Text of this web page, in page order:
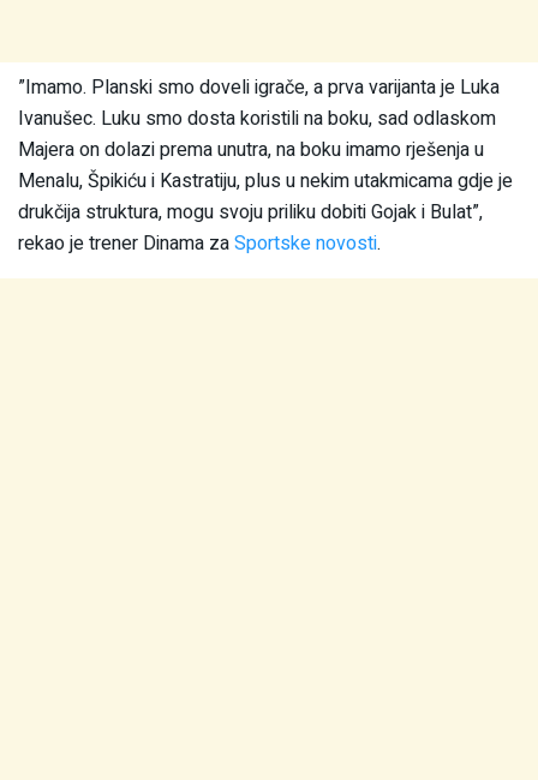
”Imamo. Planski smo doveli igrače, a prva varijanta je Luka
Ivanušec. Luku smo dosta koristili na boku, sad odlaskom
Majera on dolazi prema unutra, na boku imamo rješenja u
Menalu, Špikiću i Kastratiju, plus u nekim utakmicama gdje je
drukčija struktura, mogu svoju priliku dobiti Gojak i Bulat”,
rekao je trener Dinama zaSportske novosti.